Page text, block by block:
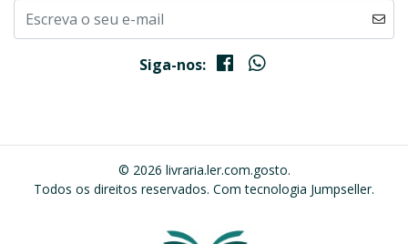
Siga-nos:
© 2026 livraria.ler.com.gosto.
Todos os direitos reservados. Com tecnologia Jumpseller.